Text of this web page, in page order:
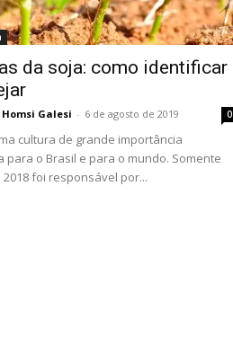
da soja: como identificar
Galesi - 6 de agosto de 2019 0
cultura de grande importância
para o Brasil e para o mundo. Somente
foi responsável por...